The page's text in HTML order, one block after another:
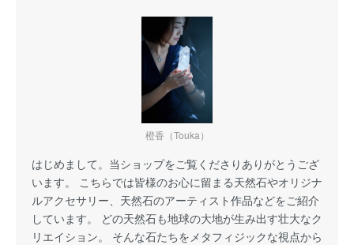
橙香（Touka）
はじめまして。当ショップをご覧くださりありがとうござ
います。 こちらでは皆様のお心に留まる天然石やオリジナ
ルアクセサリー、天然石のアーティスト作品などをご紹介
しています。 どの天然石も地球の大地が生み出す壮大なク
リエイション。 そんな石たちをメタフィジックな視点から